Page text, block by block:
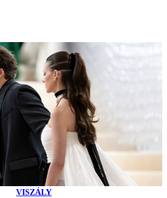
VISZÁLY